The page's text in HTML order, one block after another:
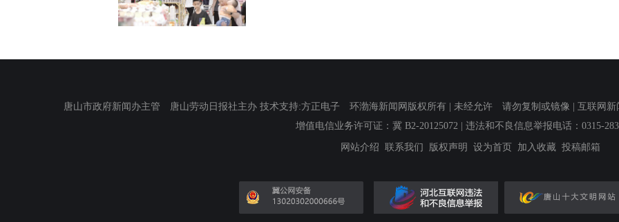
唐山市政府新闻办主管 唐山劳动日报社主办 技术支持:方正电子 环渤海新闻网版权所有 | 未经允许 请勿复制或镜像 | 互联网新
增值电信业务许可证：冀 B2-20125072 | 违法和不良信息举报电话：0315-
网站介绍 联系我们 版权声明 设为首页 加入收藏 投稿邮箱